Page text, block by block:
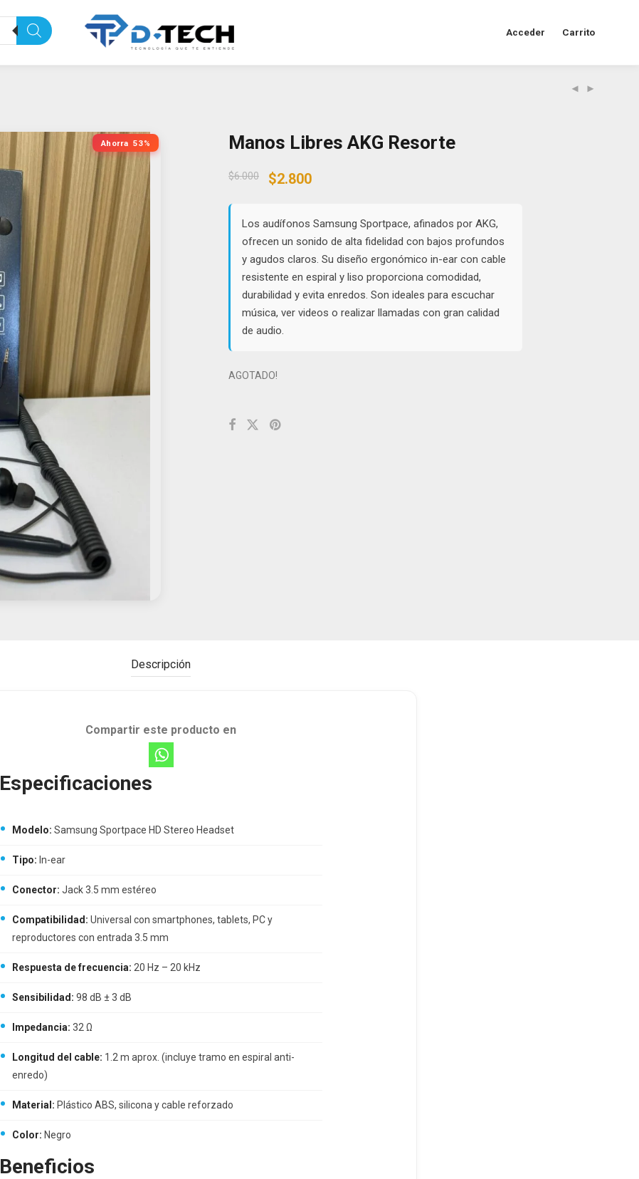
Acceder Carrito
Ahorra 53% Manos Libres AKG Resorte
$6.000
Original
$6.000.
$2.800Current
$2.800.
Los audífonos Samsung Sportpace, afinados por AKG,
ofrecen un sonido de alta fidelidad con bajos profundos
y agudos claros. Su diseño ergonómico in-ear con cable
resistente en espiral y liso proporciona comodidad,
durabilidad y evita enredos. Son ideales para escuchar
música, ver videos o realizar llamadas con gran calidad
de audio.
AGOTADO!
Descripción
Compartir este producto en
Especificaciones
Modelo: Samsung Sportpace HD Stereo Headset
Tipo: In-ear
Conector: Jack 3.5 mm estéreo
Compatibilidad: Universal con smartphones, tablets, PC y
reproductores con entrada 3.5 mm
Respuesta de frecuencia: 20 Hz – 20 kHz
Sensibilidad: 98 dB ± 3 dB
Impedancia: 32 Ω
Longitud del cable: 1.2 m aprox. (incluye tramo en espiral anti-
enredo)
Material: Plástico ABS, silicona y cable reforzado
Color: Negro
Beneficios